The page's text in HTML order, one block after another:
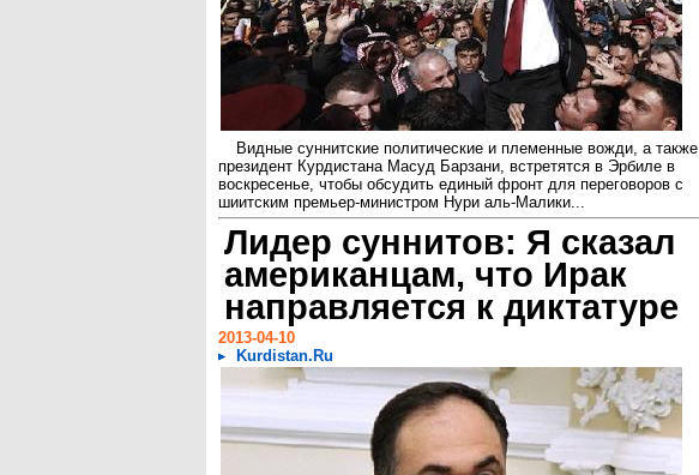
Видные суннитские политические и племенные вожди, а также
президент Курдистана Масуд Барзани, встретятся в Эрбиле в
воскресенье, чтобы обсудить единый фронт для переговоров с
шиитским премьер-министром Нури аль-Малики...
Лидер суннитов: Я сказал
американцам, что Ирак
направляется к диктатуре
2013-04-10
Kurdistan.Ru